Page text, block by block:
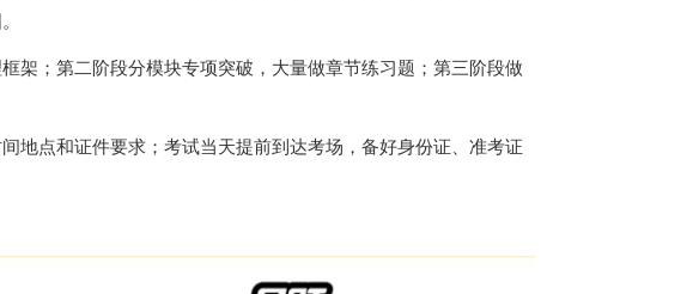
架；第二阶段分模块专项突破，大量做章节练习题；第三阶段做
地点和证件要求；考试当天提前到达考场，备好身份证、准考证